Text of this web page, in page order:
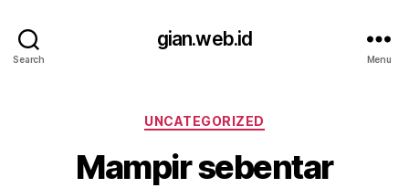
Search
gian.web.id
Menu
Categories
UNCATEGORIZED
Mampir sebentar